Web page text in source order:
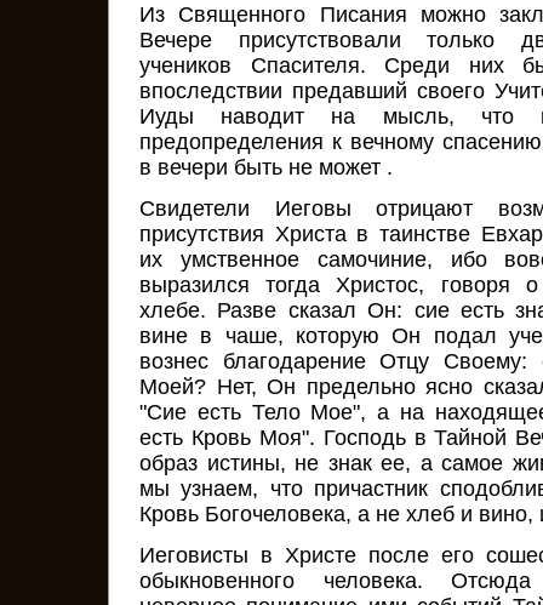
Из Священного Писания можно
Вечере присутствовали только
учеников Спасителя. Среди них
впоследствии предавший своего
Иуды наводит на мысль, что
предопределения к вечному
в вечери быть не может .
Свидетели Иеговы отрицают
присутствия Христа в таинстве
их умственное самочиние, ибо
выразился тогда Христос, говоря
хлебе. Разве сказал Он: сие есть
вине в чаше, которую Он подал
вознес благодарение Отцу
Моей? Нет, Он предельно ясно
"Сие есть Тело Мое", а на
есть Кровь Моя". Господь в Тайной
образ истины, не знак ее, а самое
мы узнаем, что причастник
Кровь Богочеловека, а не хлеб и
Иеговисты в Христе после его
обыкновенного человека. Отсюда